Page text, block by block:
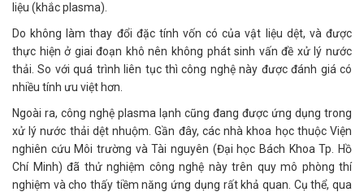
liệu (khắc plasma).
Do không làm thay đổi đặc tính vốn có của vật liệu dệt, và được
thực hiện ở giai đoạn khô nên không phát sinh vấn đề xử lý nước
thải. So với quá trình liên tục thì công nghệ này được đánh giá có
nhiều tính ưu việt hơn.
Ngoài ra, công nghệ plasma lạnh cũng đang được ứng dụng trong
xử lý nước thải dệt nhuộm. Gần đây, các nhà khoa học thuộc Viện
nghiên cứu Môi trường và Tài nguyên (Đại học Bách Khoa Tp. Hồ
Chí Minh) đã thử nghiệm công nghệ này trên quy mô phòng thí
nghiệm và cho thấy tiềm năng ứng dụng rất khả quan. Cụ thể, qua